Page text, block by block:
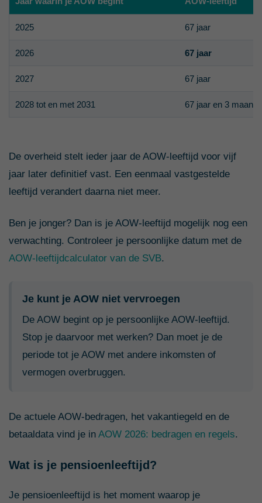
2025 67 jaar
2026 67 jaar
2027 67 jaar
2028 tot en met 2031 67 jaar en 3
De overheid stelt ieder jaar de AOW-leeftijd voor vijf
jaar later definitief vast. Een eenmaal vastgestelde
leeftijd verandert daarna niet meer.
Ben je jonger? Dan is je AOW-leeftijd mogelijk nog een
verwachting. Controleer je persoonlijke datum met de
AOW-leeftijdcalculator van de SVB.
Je kunt je AOW niet vervroegen
De AOW begint op je persoonlijke AOW-leeftijd.
Stop je daarvoor met werken? Dan moet je de
periode tot je AOW met andere inkomsten of
vermogen overbruggen.
De actuele AOW-bedragen, het vakantiegeld en de
betaaldata vind je in AOW 2026: bedragen en regels.
Wat is je pensioenleeftijd?
Je pensioenleeftijd is het moment waarop je